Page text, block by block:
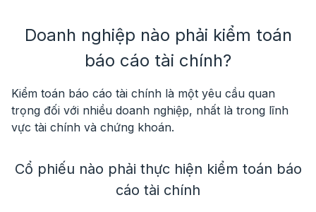
Doanh nghiệp nào phải kiểm toán
báo cáo tài chính?
Kiểm toán báo cáo tài chính là một yêu cầu quan
trọng đối với nhiều doanh nghiệp, nhất là trong lĩnh
vực tài chính và chứng khoán.
Cổ phiếu nào phải thực hiện kiểm toán báo
cáo tài chính